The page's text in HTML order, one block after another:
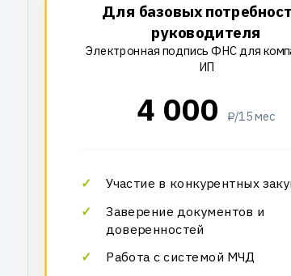
Для базовых
руководителя
Электронная подпись ФНС для
ИП
4 000 ₽/15 мес
Участие в конкурентных
Заверение документов и
доверенностей
Работа с системой МЧД